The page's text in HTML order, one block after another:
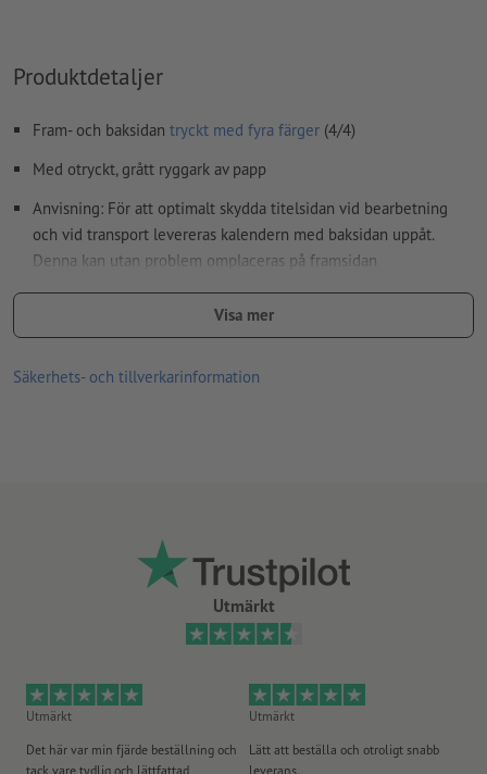
Hur skapar jag utskriftsdata korrekt?
Produktdetaljer
Fram- och baksidan tryckt med fyra färger (4/4)
Med otryckt, grått ryggark av papp
Anvisning: För att optimalt skydda titelsidan vid bearbetning
och vid transport levereras kalendern med baksidan uppåt.
Denna kan utan problem omplaceras på framsidan
Spiralbindning görs enligt läsriktningen vid huvudet
Wire-O-bindning i vitt, svart eller silver kan väljas som tillval
Visa mer
Säkerhets- och tillverkarinformation
Utmärkt
Utmärkt
Det här var min fjärde beställning och
tack vare tydlig och lättfattad
Utmärkt
Lätt att beställa och otroligt snabb
leverans.